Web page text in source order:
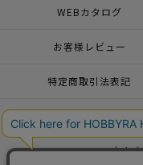
WEBカタログ
お客様レビュー
特定商取引法表記
おト